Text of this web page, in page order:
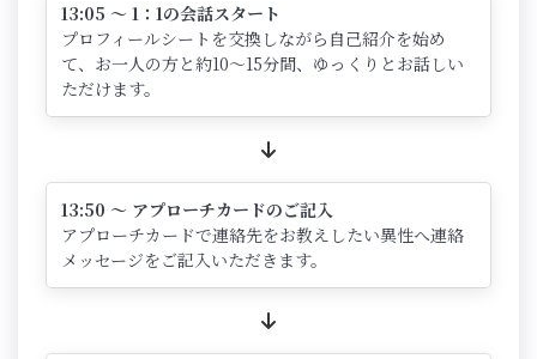
13:05 ～ 1：1の会話スタート
プロフィールシートを交換しながら自己紹介を始め
て、お一人の方と約10～15分間、ゆっくりとお話しい
ただけます。
13:50 ～ アプローチカードのご記入
アプローチカードで連絡先をお教えしたい異性へ連絡
メッセージをご記入いただきます。